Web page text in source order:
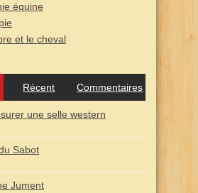
équine
et le cheval
Récent Commentaires
une selle western
Sabot
Jument